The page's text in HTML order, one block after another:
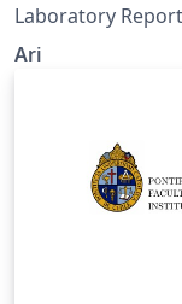
Laboratory
Ari